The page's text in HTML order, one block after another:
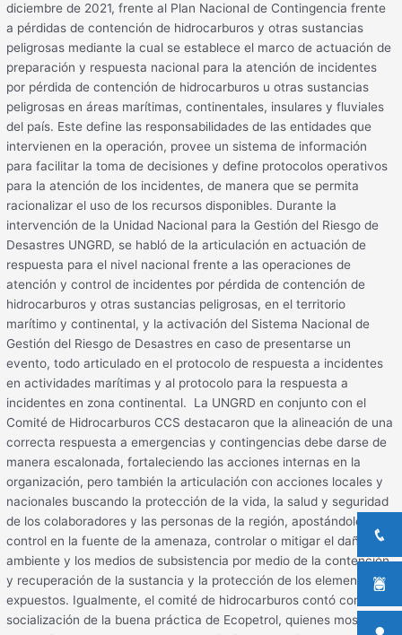
diciembre de 2021, frente al Plan Nacional de Contingencia frente
a pérdidas de contención de hidrocarburos y otras sustancias
peligrosas mediante la cual se establece el marco de actuación de
preparación y respuesta nacional para la atención de incidentes
por pérdida de contención de hidrocarburos u otras sustancias
peligrosas en áreas marítimas, continentales, insulares y fluviales
del país. Este define las responsabilidades de las entidades que
intervienen en la operación, provee un sistema de información
para facilitar la toma de decisiones y define protocolos operativos
para la atención de los incidentes, de manera que se permita
racionalizar el uso de los recursos disponibles. Durante la
intervención de la Unidad Nacional para la Gestión del Riesgo de
Desastres UNGRD, se habló de la articulación en actuación de
respuesta para el nivel nacional frente a las operaciones de
atención y control de incidentes por pérdida de contención de
hidrocarburos y otras sustancias peligrosas, en el territorio
marítimo y continental, y la activación del Sistema Nacional de
Gestión del Riesgo de Desastres en caso de presentarse un
evento, todo articulado en el protocolo de respuesta a incidentes
en actividades marítimas y al protocolo para la respuesta a
incidentes en zona continental. La UNGRD en conjunto con el
Comité de Hidrocarburos CCS destacaron que la alineación de una
correcta respuesta a emergencias y contingencias debe darse de
manera escalonada, fortaleciendo las acciones internas en la
organización, pero también la articulación con acciones locales y
nacionales buscando la protección de la vida, la salud y seguridad
de los colaboradores y las personas de la región, apostándole al
control en la fuente de la amenaza, controlar o mitigar el daño al
ambiente y los medios de subsistencia por medio de la contención
y recuperación de la sustancia y la protección de los elementos
expuestos. Igualmente, el comité de hidrocarburos contó con la
socialización de la buena práctica de Ecopetrol, quienes mostraron